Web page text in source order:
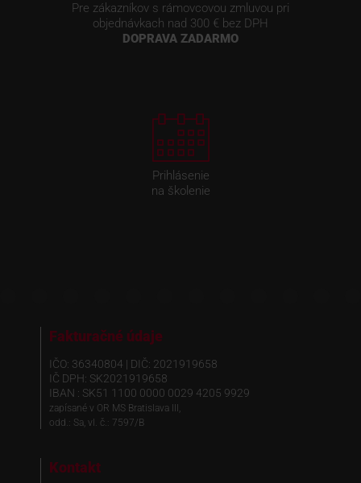
Pre zákazníkov s rámovcovou zmluvou pri
objednávkach nad 300 € bez DPH
DOPRAVA ZADARMO
Prihlásenie
na školenie
Fakturačné údaje
IČO: 36340804 | DIČ: 2021919658
IČ DPH: SK2021919658
IBAN : SK51 1100 0000 0029 4205 9929
zapísané v OR MS Bratislava III,
odd.: Sa, vl. č.: 7597/B
Kontakt